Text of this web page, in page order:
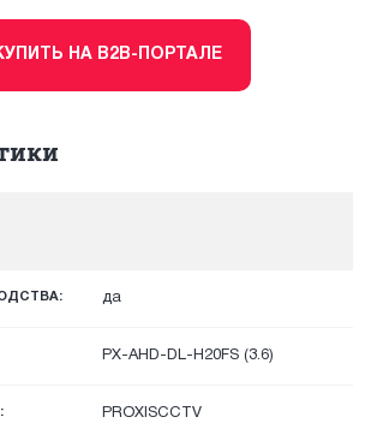
НА B2B-ПОРТАЛЕ
да
PX-AHD-DL-H20FS (3.6)
PROXISCCTV